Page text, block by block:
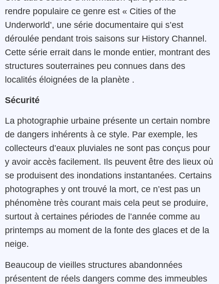
rendre populaire ce genre est « Cities of the
Underworld’, une série documentaire qui s’est
déroulée pendant trois saisons sur History Channel.
Cette série errait dans le monde entier, montrant des
structures souterraines peu connues dans des
localités éloignées de la planète .
Sécurité
La photographie urbaine présente un certain nombre
de dangers inhérents à ce style. Par exemple, les
collecteurs d’eaux pluviales ne sont pas conçus pour
y avoir accès facilement. Ils peuvent être des lieux où
se produisent des inondations instantanées. Certains
photographes y ont trouvé la mort, ce n’est pas un
phénomène très courant mais cela peut se produire,
surtout à certaines périodes de l’année comme au
printemps au moment de la fonte des glaces et de la
neige.
Beaucoup de vieilles structures abandonnées
présentent de réels dangers comme des immeubles